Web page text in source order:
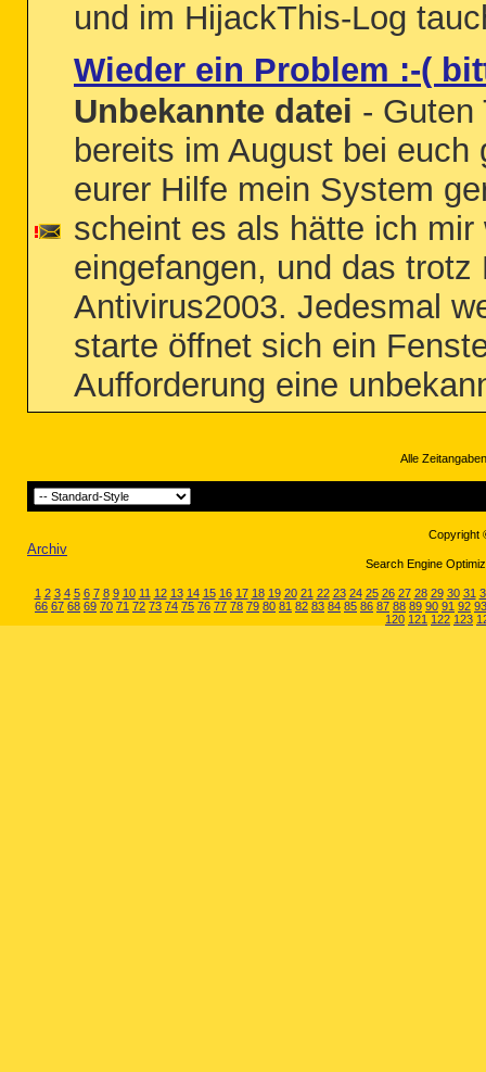
und im HijackThis-Log
Wieder ein Problem :-(
Unbekannte datei - Guten
bereits im August bei euch
eurer Hilfe mein System
scheint es als hätte ich mir
eingefangen, und das trotz
Antivirus2003. Jedesmal
starte öffnet sich ein
Aufforderung eine
Alle
Copyright
Archiv
Search Engine
1 2 3 4 5 6 7 8 9 10 11 12 13 14 15 16 17 18 19 20 21 22 23 24 25 26 27 28 29 30 31
66 67 68 69 70 71 72 73 74 75 76 77 78 79 80 81 82 83 84 85 86 87 88 89 90 91 92 93
120 121 122 123